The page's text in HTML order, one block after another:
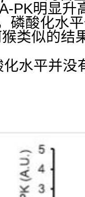
PK明显升
磷酸化水
类似的结
化水平并没